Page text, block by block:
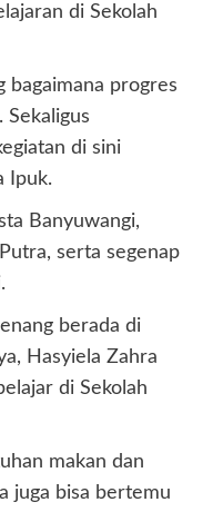
di Sekolah
bagaimana progres
Sekaligus
di sini
Ipuk.
Banyuwangi,
serta segenap
berada di
Hasyiela Zahra
di Sekolah
makan dan
juga bisa bertemu